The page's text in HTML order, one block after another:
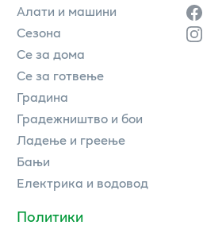
Алати и машини
Сезона
Се за дома
Се за готвење
Градина
Градежништво и бои
Ладење и греење
Бањи
Електрика и водовод
Политики